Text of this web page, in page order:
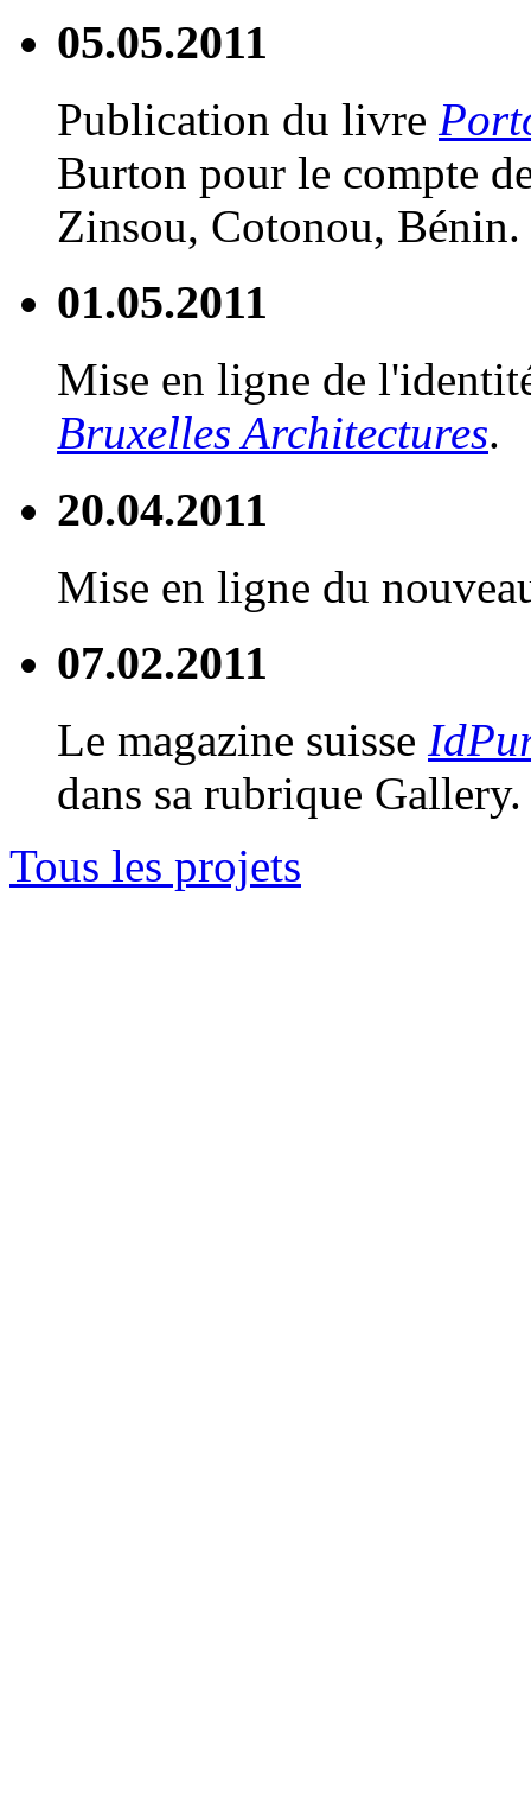
05.05.2011
Publication du livre
Burton pour le compte
Zinsou, Cotonou, Bénin.
01.05.2011
Mise en ligne de
Bruxelles Architectures.
20.04.2011
Mise en ligne du
07.02.2011
Le magazine suisse
dans sa rubrique Gallery.
Tous les projets